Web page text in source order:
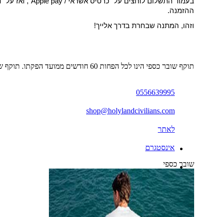
ההזמנה.
וזהו, המתנה שבחרת בדרך אלייך!
תוקף שובר כספי הינו לכל הפחות 60 חודשים ממועד הפקתו. תוקף שובר לרכישת מוצר או שירות מסויים יהיה לכל הפחות 24 חודשים ממועד הפקתו
0556639995
shop@holylandcivilians.com
לאתר
אינסטגרם
שובר כספי